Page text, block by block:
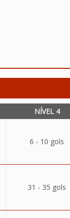
NÍVEL 4
6 - 10 gols
31 - 35 gols